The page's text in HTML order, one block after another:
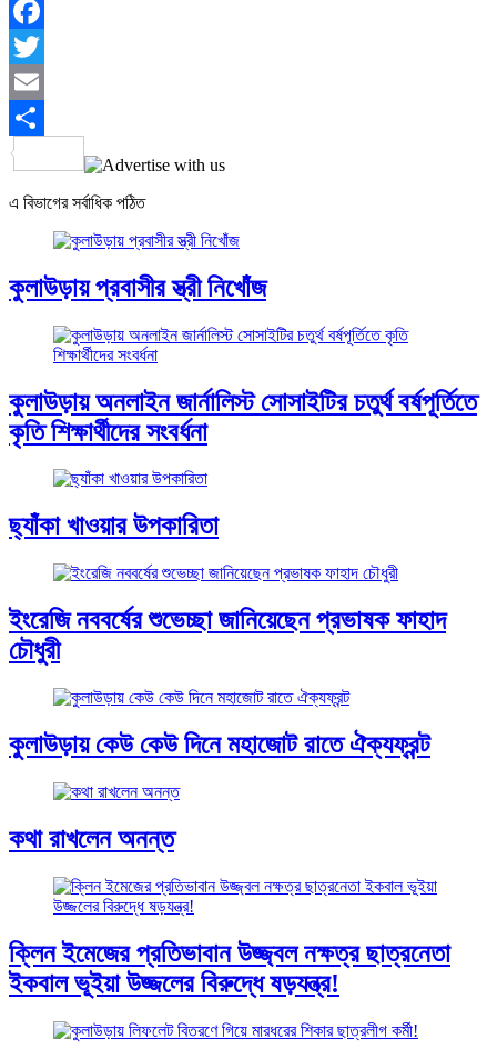
Facebook
Twitter
Email
Share
এ বিভাগের সর্বাধিক পঠিত
কুলাউড়ায় প্রবাসীর স্ত্রী নিখোঁজ
কুলাউড়ায় অনলাইন জার্নালিস্ট সোসাইটির চতুর্থ বর্ষপূর্তিতে
কৃতি শিক্ষার্থীদের সংবর্ধনা
ছ্যাঁকা খাওয়ার উপকারিতা
ইংরেজি নববর্ষের শুভেচ্ছা জানিয়েছেন প্রভাষক ফাহাদ
চৌধুরী
কুলাউড়ায় কেউ কেউ দিনে মহাজোট রাতে ঐক্যফ্রন্ট
কথা রাখলেন অনন্ত
ক্লিন ইমেজের প্রতিভাবান উজ্জ্বল নক্ষত্র ছাত্রনেতা
ইকবাল ভূইয়া উজ্জলের বিরুদ্ধে ষড়যন্ত্র!